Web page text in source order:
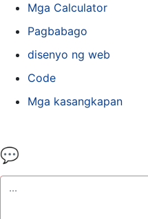
Mga Calculator
Pagbabago
disenyo ng web
Code
Mga kasangkapan
💬